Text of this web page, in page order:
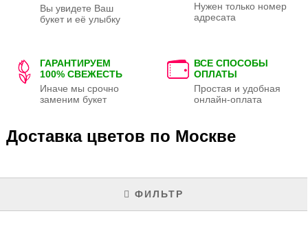
Вы увидете Ваш
букет и её улыбку
Нужен только номер
адресата
ГАРАНТИРУЕМ
100% СВЕЖЕСТЬ
Иначе мы срочно
заменим букет
ВСЕ СПОСОБЫ
ОПЛАТЫ
Простая и удобная
онлайн-оплата
Доставка цветов по Москве
ФИЛЬТР